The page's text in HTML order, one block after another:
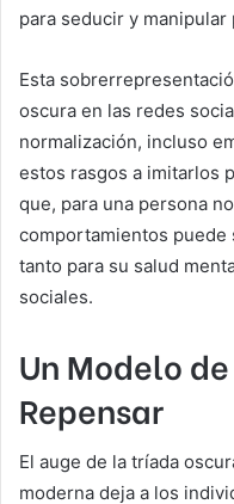
para seducir y manipular
Esta
oscura en las redes
normalización, incluso
estos rasgos a imitarlos
que, para una persona
comportamientos puede
tanto para su salud
sociales.
Un Modelo
Repensar
El auge de la tríada
moderna deja a los